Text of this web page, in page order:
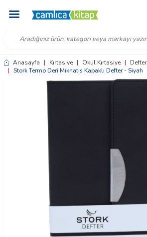
Anasayfa | Kırtasiye | Okul Kırtasiye |
| Stork Termo Deri Mıknatıs Kapaklı Defter - Siyah